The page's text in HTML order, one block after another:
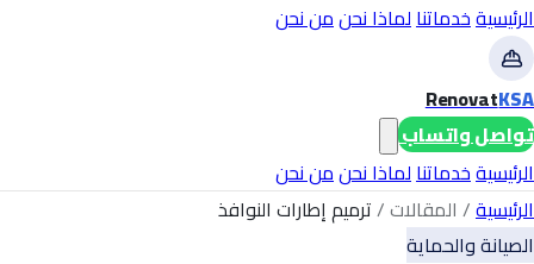
الرئيسيةخدماتنالماذا نحنمن نحن
RenovatKSA
تواصل واتساب
الرئيسيةخدماتنالماذا نحنمن نحن
الرئيسية/ المقالات/ترميم إطارات النوافذ
الصيانة والحماية